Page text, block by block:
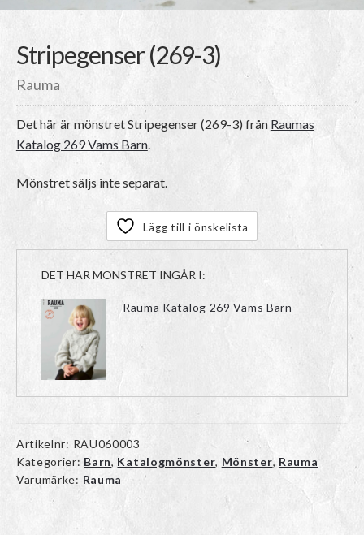
Stripegenser (269-3)
Rauma
Det här är mönstretStripegenser (269-3)från Raumas
Katalog 269 Vams Barn.
Mönstret säljs inte separat.
Lägg till i önskelista
DET HÄR MÖNSTRET INGÅR I:
Rauma Katalog 269 Vams Barn
Artikelnr: RAU060003
Kategorier: Barn, Katalogmönster, Mönster, Rauma
Varumärke: Rauma